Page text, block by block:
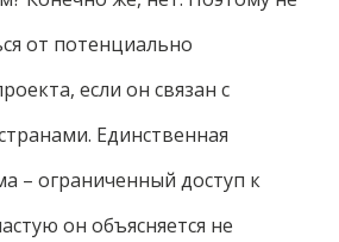
от потенциально
если он связан с
Единственная
– ограниченный доступ к
он объясняется не